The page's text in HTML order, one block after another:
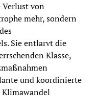
Verlust von
mehr, sondern
Sie entlarvt die
Klasse,
und koordinierte